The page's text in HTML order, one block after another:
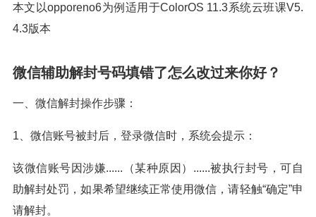
本文以opporeno6为例适用于ColorOS 11.3系统云班课V5.
4.3版本
微信辅助解封号码填错了怎么改过来你好？
一、微信解封操作步骤：
1、微信账号被封后，登录微信时，系统会提示：
该微信账号因涉嫌......（某种原因）......被执行封号，可自
助解封处罚，如果希望继续正常使用微信，请轻触“确定”申
请解封。